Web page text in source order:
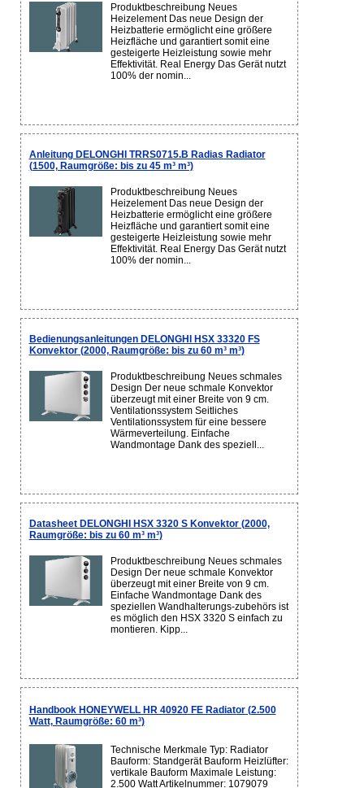
Produktbeschreibung Neues
Heizelement Das neue Design der
Heizbatterie ermöglicht eine größere
Heizfläche und garantiert somit eine
gesteigerte Heizleistung sowie mehr
Effektivität. Real Energy Das Gerät nutzt
100% der nomin...
Anleitung DELONGHI TRRS0715.B Radias Radiator
(1500, Raumgröße: bis zu 45 m³ m³)
Produktbeschreibung Neues
Heizelement Das neue Design der
Heizbatterie ermöglicht eine größere
Heizfläche und garantiert somit eine
gesteigerte Heizleistung sowie mehr
Effektivität. Real Energy Das Gerät nutzt
100% der nomin...
Bedienungsanleitungen DELONGHI HSX 33320 FS
Konvektor (2000, Raumgröße: bis zu 60 m³ m³)
Produktbeschreibung Neues schmales
Design Der neue schmale Konvektor
überzeugt mit einer Breite von 9 cm.
Ventilationssystem Seitliches
Ventilationssystem für eine bessere
Wärmeverteilung. Einfache
Wandmontage Dank des speziell...
Datasheet DELONGHI HSX 3320 S Konvektor (2000,
Raumgröße: bis zu 60 m³ m³)
Produktbeschreibung Neues schmales
Design Der neue schmale Konvektor
überzeugt mit einer Breite von 9 cm.
Einfache Wandmontage Dank des
speziellen Wandhalterungs-zubehörs ist
es möglich den HSX 3320 S einfach zu
montieren. Kipp...
Handbook HONEYWELL HR 40920 FE Radiator (2.500
Watt, Raumgröße: 60 m³)
Technische Merkmale Typ: Radiator
Bauform: Standgerät Bauform Heizlüfter:
vertikale Bauform Maximale Leistung:
2.500 Watt Artikelnummer: 1079079